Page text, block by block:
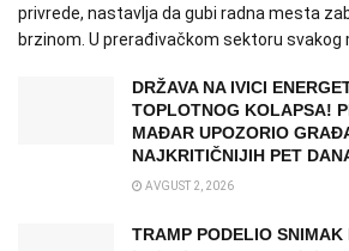
privrede, nastavlja da gubi radna mesta
brzinom. U prerađivačkom sektoru svakog
DRŽAVA NA IVICI
TOPLOTNOG KOLAPSA!
MAĐAR UPOZORIO
NAJKRITIČNIJIH PET
AVGUST 2, 2026
TRAMP PODELIO